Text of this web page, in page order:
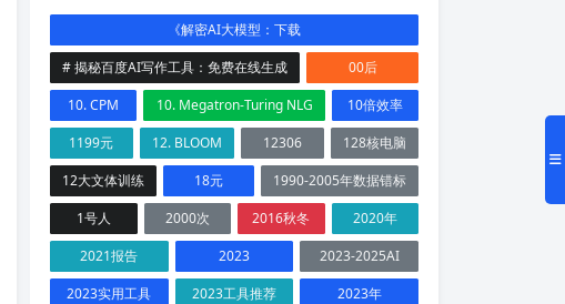
《解密AI大模型：下载
# 揭秘百度AI写作工具：免费在线生成
00后
10. CPM
10. Megatron-Turing NLG
10倍效率
1199元
12. BLOOM 12306
128核电脑
12大文体训练
18元
1990-2005年数据错标
1号人
2000次 2016秋冬
2020年
2021报告
2023
2023-2025AI
2023实用工具
2023工具推荐
2023年